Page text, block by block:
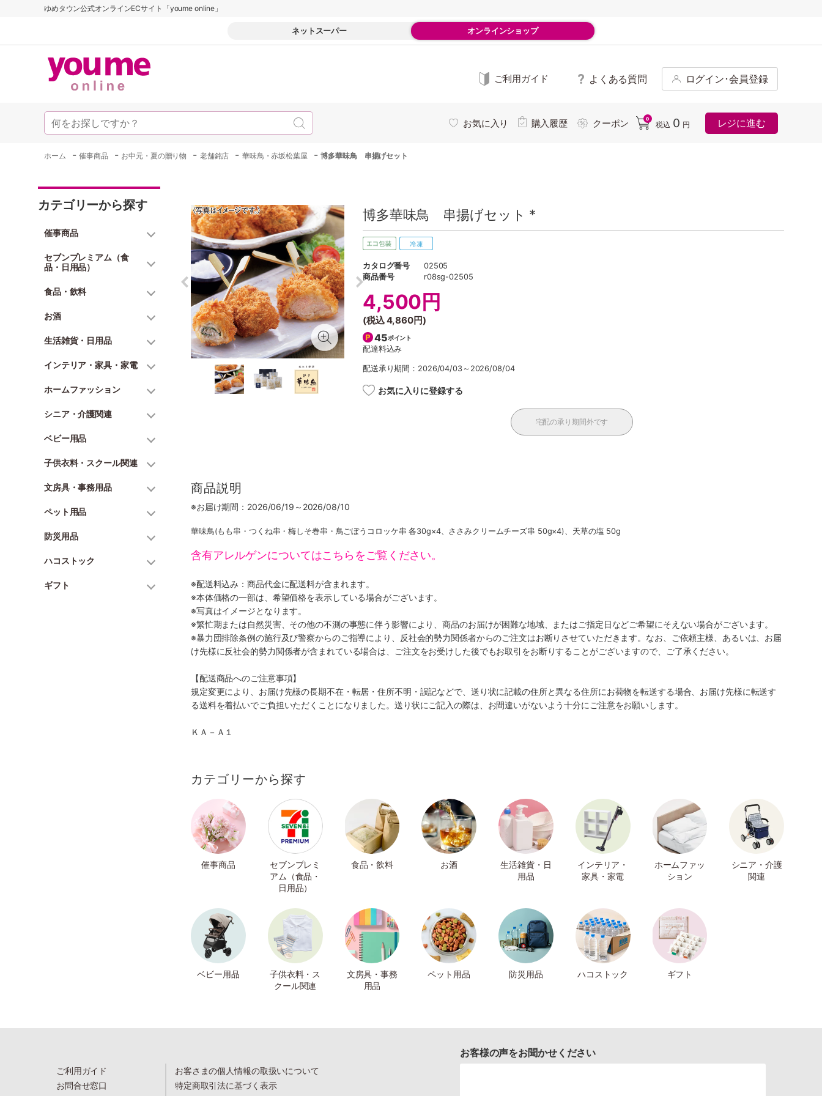
ゆめタウン公式オンラインECサイト「youme online」
ネットスーパー オンラインショップ
ご利用ガイド よくある質問 ログイン･会員登録
お気に入り 購入履歴 クーポン 0
税込 0 円 レジに進む
ホーム -催事商品 - お中元・夏の贈り物 - 老舗銘店 - 華味鳥・赤坂松葉屋 -博多華味鳥 串揚げセット
カテゴリーから探す
催事商品
セブンプレミアム（食
品・日用品）
食品・飲料
お酒
生活雑貨・日用品
インテリア・家具・家電
ホームファッション
シニア・介護関連
ベビー用品
子供衣料・スクール関連
文房具・事務用品
ペット用品
防災用品
ハコストック
ギフト
博多華味鳥 串揚げセット *
カタログ番号
02505
商品番号
r08sg-02505
4,500円
(税込4,860円)
45ポイント
配達料込み
配送承り期間：2026/04/03～2026/08/04
お気に入りに登録する
宅配の承り期間外です
商品説明
※お届け期間：2026/06/19～2026/08/10
華味鳥(もも串・つくね串・梅しそ巻串・鳥ごぼうコロッケ串 各30g×4、ささみクリームチーズ串 50g×4)、天草の塩 50g
含有アレルゲンについてはこちらをご覧ください。
※配送料込み：商品代金に配送料が含まれます。
※本体価格の一部は、希望価格を表示している場合がございます。
※写真はイメージとなります。
※繁忙期または自然災害、その他の不測の事態に伴う影響により、商品のお届けが困難な地域、またはご指定日などご希望にそえない場合がございます。
※暴力団排除条例の施行及び警察からのご指導により、反社会的勢力関係者からのご注文はお断りさせていただきます。なお、ご依頼主様、あるいは、お届
け先様に反社会的勢力関係者が含まれている場合は、ご注文をお受けした後でもお取引をお断りすることがございますので、ご了承ください。
【配送商品へのご注意事項】
規定変更により、お届け先様の長期不在・転居・住所不明・誤記などで、送り状に記載の住所と異なる住所にお荷物を転送する場合、お届け先様に転送す
る送料を着払いでご負担いただくことになりました。送り状にご記入の際は、お間違いがないよう十分にご注意をお願いします。
ＫＡ－Ａ１
カテゴリーから探す
催事商品
セブンプレミ
アム（食品・
日用品）
食品・飲料 お酒
生活雑貨・日
用品
インテリア・
家具・家電
ホームファッ
ション
シニア・介護
関連
ベビー用品
子供衣料・ス
クール関連
文房具・事務
用品
ペット用品 防災用品 ハコストック ギフト
ご利用ガイド
お問合せ窓口
お客さまの個人情報の取扱いについて
特定商取引法に基づく表示
お客様の声をお聞かせください